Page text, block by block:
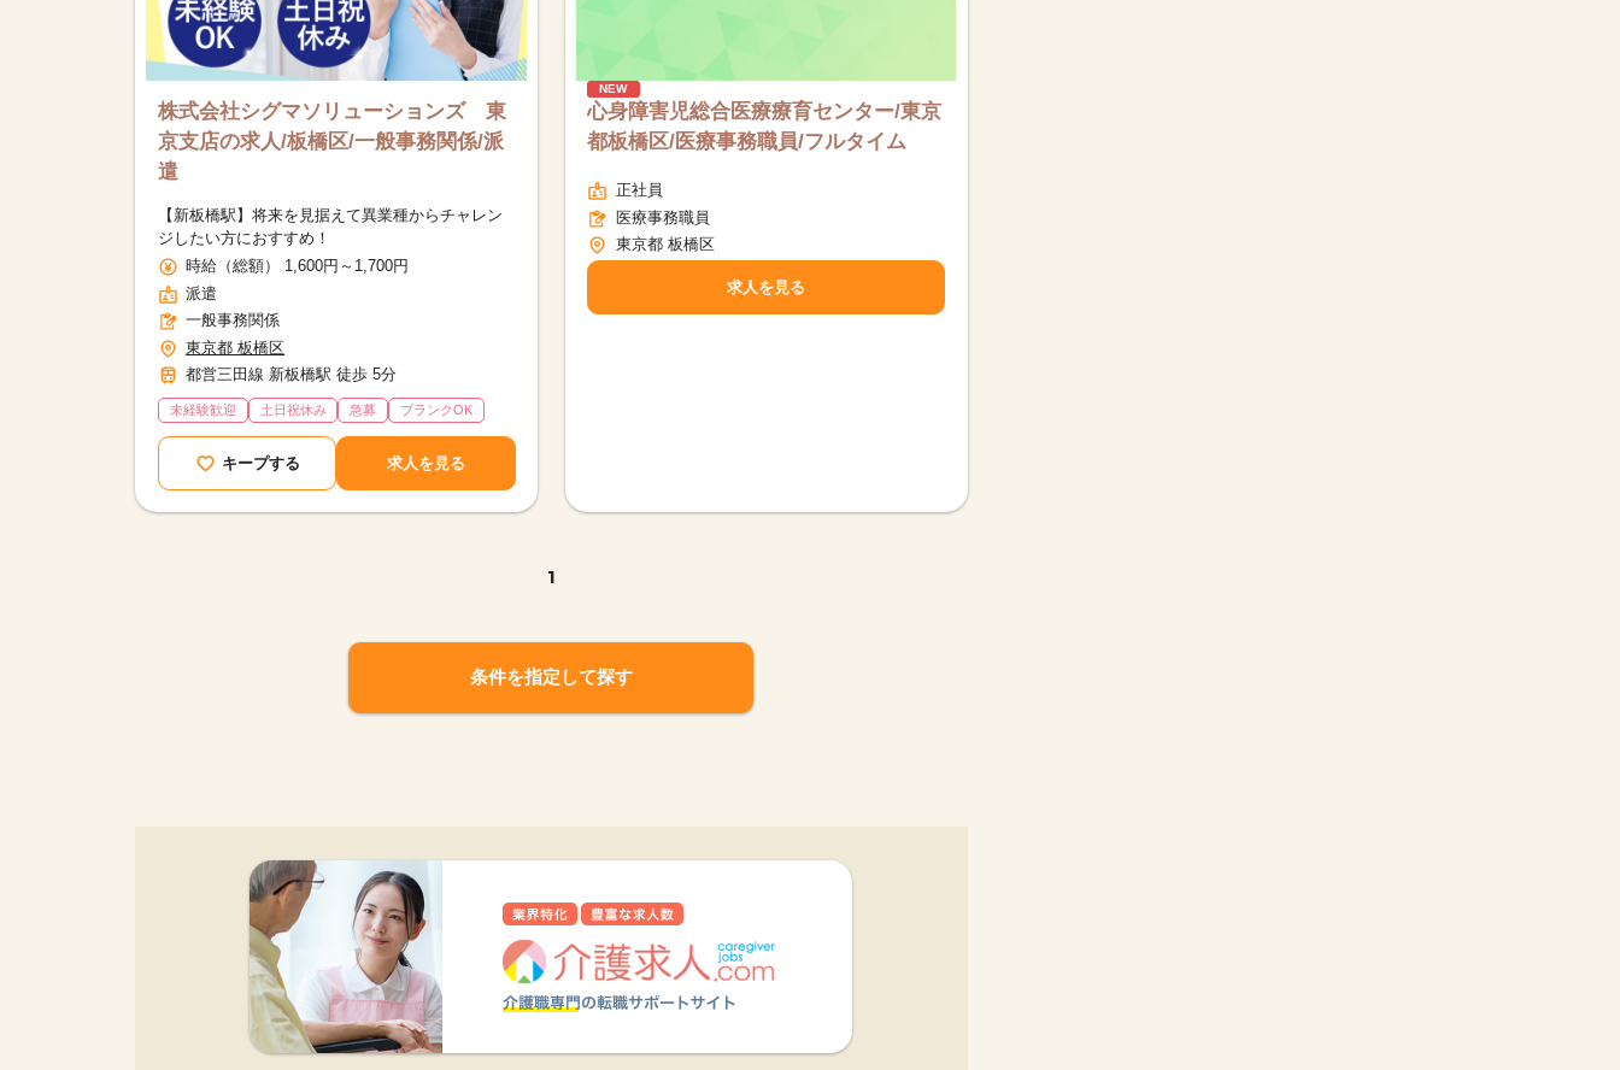
株式会社シグマソリューションズ 東
京支店の求人/板橋区/一般事務関係/派
遣
【新板橋駅】将来を見据えて異業種からチャレン
ジしたい方におすすめ！
時給（総額） 1,600円～1,700円
派遣
一般事務関係
東京都 板橋区
都営三田線 新板橋駅 徒歩 5分
未経験歓迎 土日祝休み 急募 ブランクOK
キープする 求人を見る
NEW
心身障害児総合医療療育センター/東京
都板橋区/医療事務職員/フルタイム
正社員
医療事務職員
東京都 板橋区
求人を見る
1
条件を指定して探す